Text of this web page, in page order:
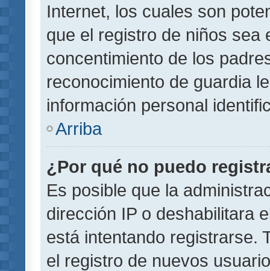
Internet, los cuales son
que el registro de niños sea
concentimiento de los
reconocimiento de guardia
información personal
Arriba
¿Por qué no puedo
Es posible que la
dirección IP o deshabilitara
está intentando registrarse.
el registro de nuevos